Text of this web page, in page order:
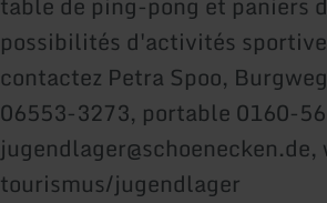
possibilités d'activités
contactez Petra Spoo,
06553-3273, portable 0160-
tourismus/jugendlager